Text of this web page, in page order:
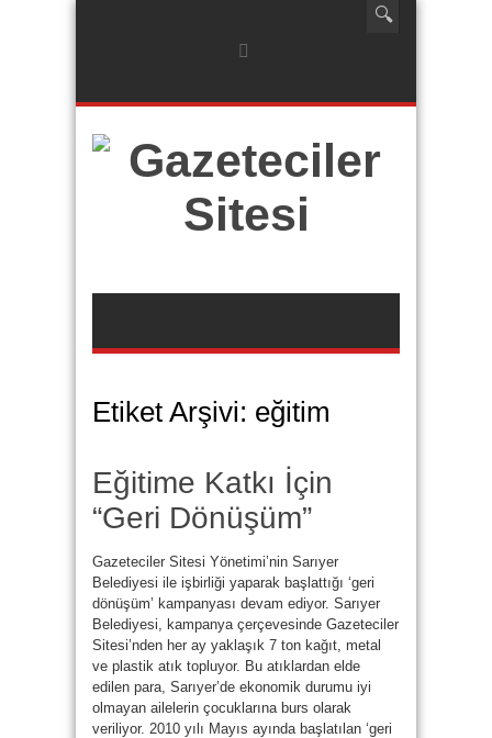
Etiket Arşivi: eğitim
Eğitime Katkı İçin
“Geri Dönüşüm”
Gazeteciler Sitesi Yönetimi’nin Sarıyer
Belediyesi ile işbirliği yaparak başlattığı ‘geri
dönüşüm’ kampanyası devam ediyor. Sarıyer
Belediyesi, kampanya çerçevesinde Gazeteciler
Sitesi’nden her ay yaklaşık 7 ton kağıt, metal
ve plastik atık topluyor. Bu atıklardan elde
edilen para, Sarıyer’de ekonomik durumu iyi
olmayan ailelerin çocuklarına burs olarak
veriliyor. 2010 yılı Mayıs ayında başlatılan ‘geri